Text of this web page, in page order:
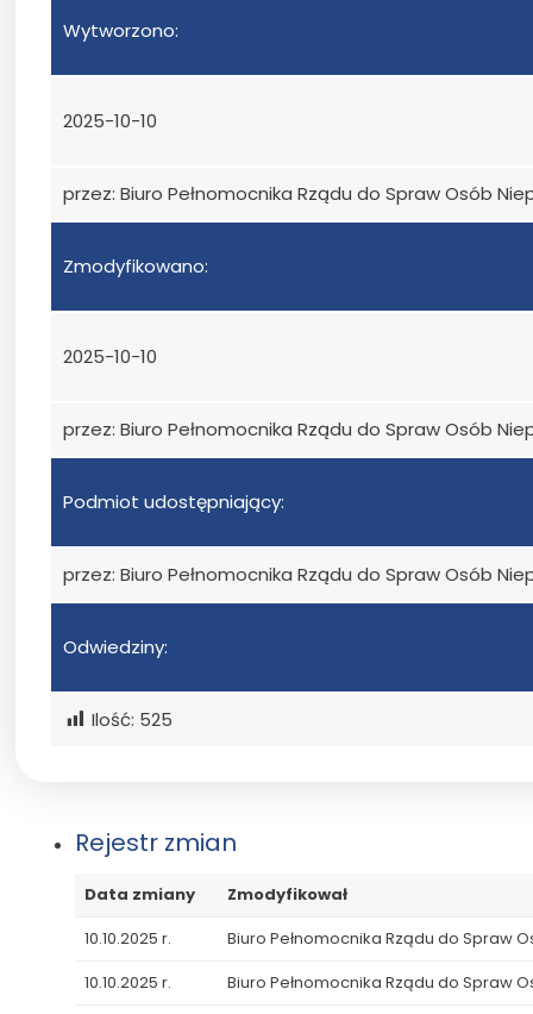
Wytworzono:
2025-10-10
przez: Biuro Pełnomocnika Rządu do Spraw Osób
Zmodyfikowano:
2025-10-10
przez: Biuro Pełnomocnika Rządu do Spraw Osób
Podmiot udostępniający:
przez: Biuro Pełnomocnika Rządu do Spraw Osób
Odwiedziny:
Ilość: 525
Rejestr zmian
Data zmiany
Zmodyfikował
10.10.2025 r.
Biuro Pełnomocnika Rządu do Spraw
10.10.2025 r.
Biuro Pełnomocnika Rządu do Spraw